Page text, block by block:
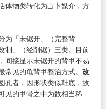
体物类转化为占卜媒介，方
为「未锯开」（完整背
制」（经削锯）三类。目前
间接显示未锯开的背甲不易
常见的龟背甲整治方式。 改
孔者，因形状类似鞋底，故
见的甲骨之中为数相当稀